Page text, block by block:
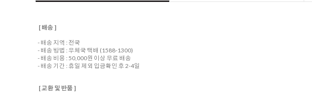
[ 배송 ]
- 배송 지역 : 전국
- 배송 방법 : 우체국 택배 (1588-1300)
- 배송 비용 : 50,000원 이상 무료 배송
- 배송 기간 : 휴일 제외 입금확인 후 2-4일
[ 교환 및 반품 ]